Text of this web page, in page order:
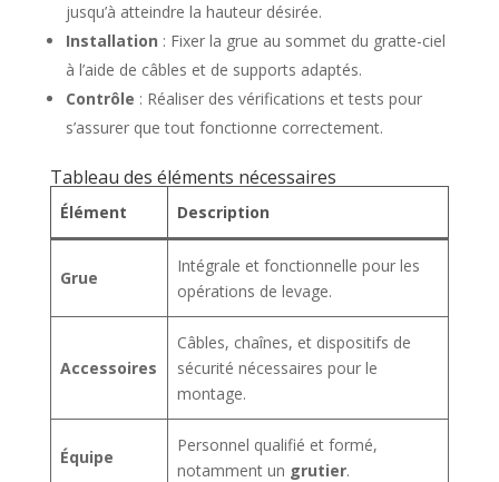
jusqu’à atteindre la hauteur désirée.
Installation : Fixer la grue au sommet du gratte-ciel
à l’aide de câbles et de supports adaptés.
Contrôle : Réaliser des vérifications et tests pour
s’assurer que tout fonctionne correctement.
Tableau des éléments nécessaires
Élément Description
Grue
Intégrale et fonctionnelle pour les
opérations de levage.
Accessoires
Câbles, chaînes, et dispositifs de
sécurité nécessaires pour le
montage.
Équipe
Personnel qualifié et formé,
notamment un grutier.